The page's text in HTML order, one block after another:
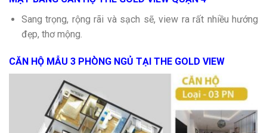
Sang trọng, rộng rãi và sạch sẽ, view ra rất nhiều hướng
đẹp, thơ mộng.
CĂN HỘ MẪU 3 PHÒNG NGỦ TẠI THE GOLD VIEW